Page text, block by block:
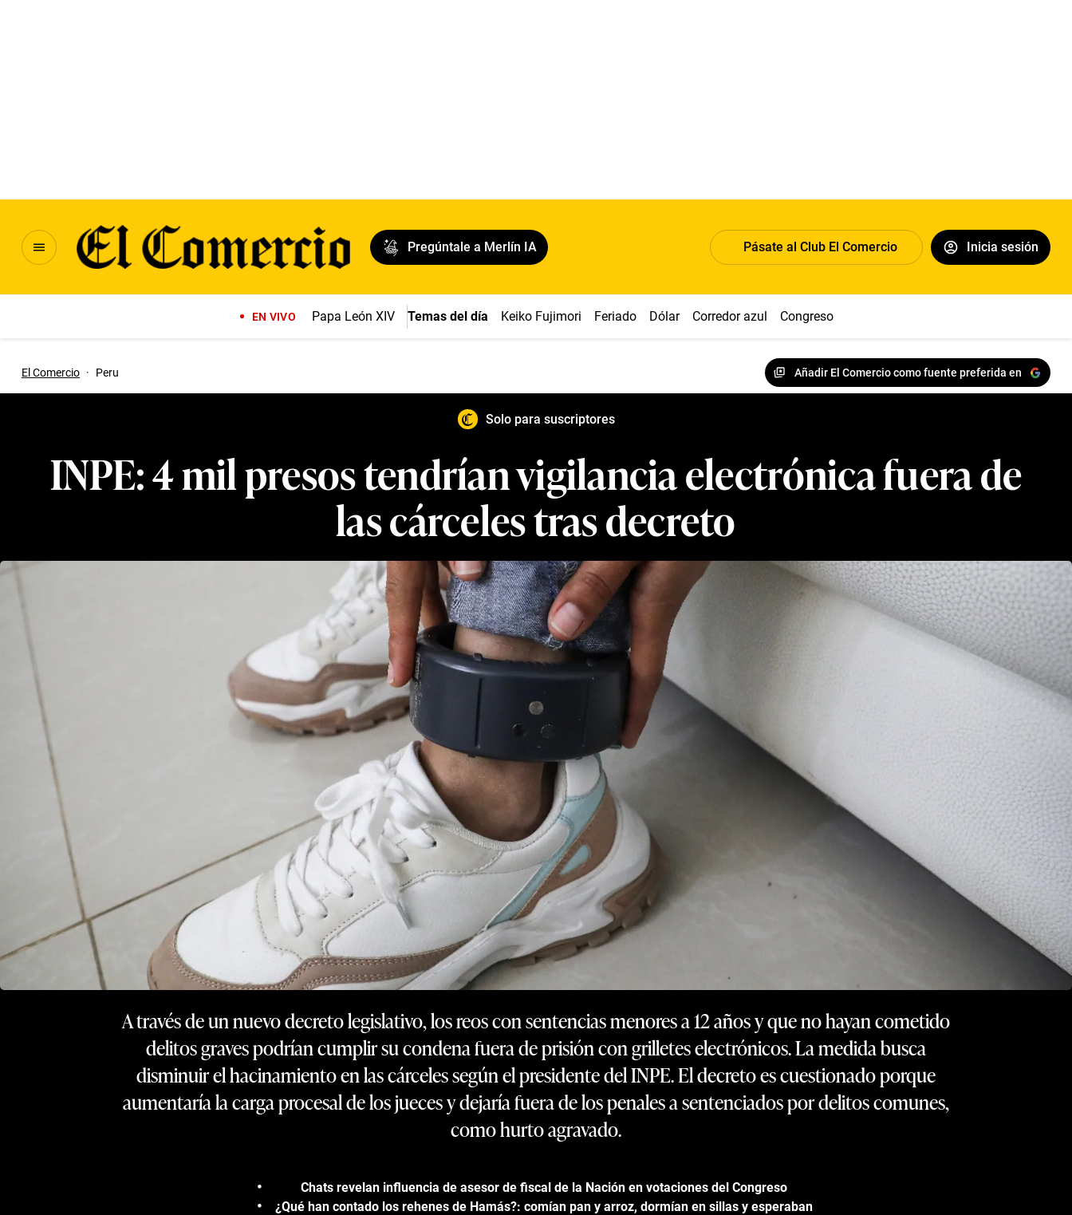
Pregúntale a Merlín IA Pásate al Club El Comercio Inicia sesión
EN VIVO Papa León XIV Temas del día Keiko Fujimori Feriado Dólar Corredor azul Congreso
El Comercio · Peru Añadir El Comercio como fuente preferida en
Solo para suscriptores
INPE: 4 mil presos tendrían vigilancia electrónica fuera de
las cárceles tras decreto
A través de un nuevo decreto legislativo, los reos con sentencias menores a 12 años y que no hayan cometido
delitos graves podrían cumplir su condena fuera de prisión con grilletes electrónicos. La medida busca
disminuir el hacinamiento en las cárceles según el presidente del INPE. El decreto es cuestionado porque
aumentaría la carga procesal de los jueces y dejaría fuera de los penales a sentenciados por delitos comunes,
como hurto agravado.
Chats revelan influencia de asesor de fiscal de la Nación en votaciones del Congreso
¿Qué han contado los rehenes de Hamás?: comían pan y arroz, dormían en sillas y esperaban